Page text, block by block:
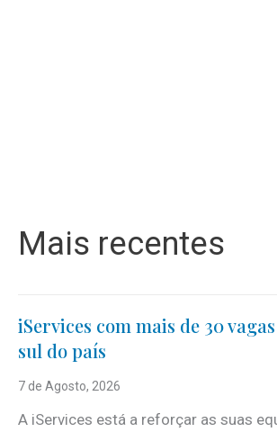
Mais recentes
iServices com mais de 30
sul do país
7 de Agosto, 2026
A iServices está a reforçar as suas